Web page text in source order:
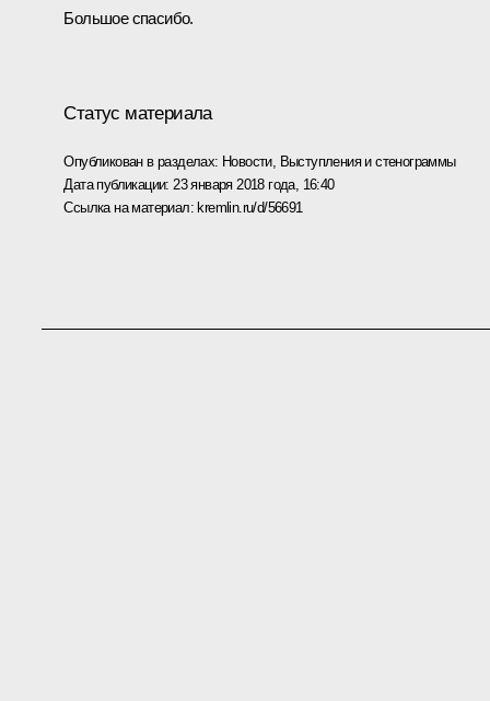
Большое спасибо.
Статус материала
Опубликован в разделах: Новости, Выступления и стенограммы
Дата публикации: 23 января 2018 года, 16:40
Ссылка на материал: kremlin.ru/d/56691